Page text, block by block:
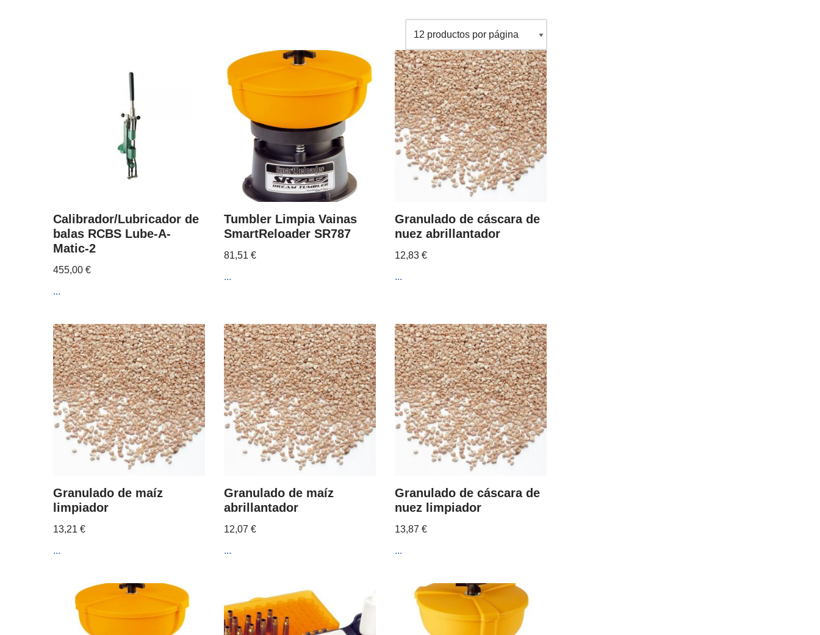
Calibrador/Lubricador de
balas RCBS Lube-A-
Matic-2
455,00 €
...
Tumbler Limpia Vainas
SmartReloader SR787
81,51 €
...
Granulado de cáscara de
nuez abrillantador
12,83 €
...
Granulado de maíz
limpiador
13,21 €
...
Granulado de maíz
abrillantador
12,07 €
...
Granulado de cáscara de
nuez limpiador
13,87 €
...